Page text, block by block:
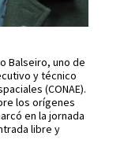
Balseiro, uno de
y técnico
(CONAE).
los orígenes
en la jornada
libre y